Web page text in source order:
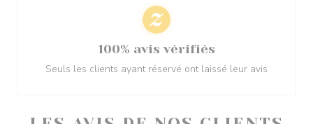
100% avis vérifiés
Seuls les clients ayant réservé ont laissé leur avis